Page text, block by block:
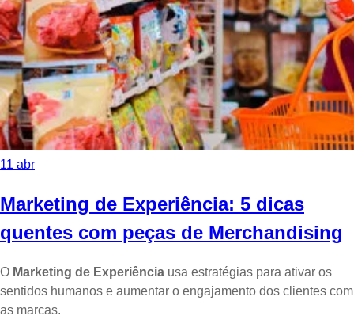
11 abr
Marketing de Experiência: 5 dicas
quentes com peças de Merchandising
O Marketing de Experiência usa estratégias para ativar os
sentidos humanos e aumentar o engajamento dos clientes com
as marcas.